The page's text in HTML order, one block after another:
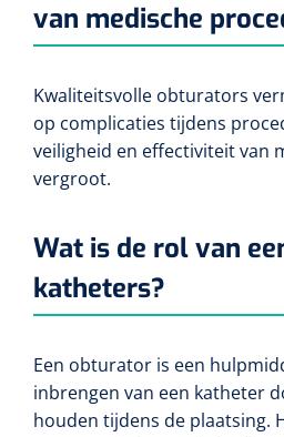
Transferhulpmiddelen
Draaischijven
Diversen
Echografie
Toebehoren Echografie
Echografen
Labo
Glucometers
Urinetesten
Laser
Dry Needling
Cognitieve en visuele training
Virtual reality training
Interactieve therapie
Klein oefenmateriaal
Hand/schouder
Schorten
Overschoenen
Dispensers
Zeep dispensers
Papier dispensers
Handschoenen dispensers
Actieve tilliften
Passieve tilliften
Tilbanden
Geriatrische zetels
Verbrijzelaars
Toebehoren
Diverse instrumenten
Allerlei
Poliepentang
Stemvorken
Oogmagneten
Instrumenten reiniging &
Poupinel (hete lucht)
Bloedstelpende verbanden
Hechtdraad
Nietmachine en nietjes
Zelfklevende windels
Dauerlastische windels
van medische
Kwaliteitsvolle obturators
op complicaties tijdens
veiligheid en effectiviteit van
vergroot.
Wat is de rol van
katheters?
Een obturator is een
inbrengen van een katheter
houden tijdens de plaatsing.